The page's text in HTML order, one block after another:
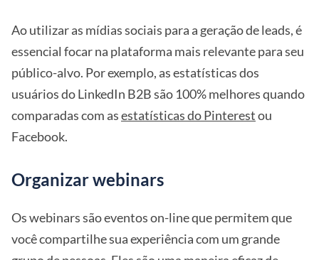
Ao utilizar as mídias sociais para a geração de leads, é
essencial focar na plataforma mais relevante para seu
público-alvo. Por exemplo, as estatísticas dos
usuários do LinkedIn B2B são 100% melhores quando
comparadas com asestatísticas do Pinterestou
Facebook.
Organizar webinars
Os webinars são eventos on-line que permitem que
você compartilhe sua experiência com um grande